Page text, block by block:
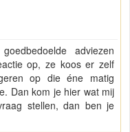
adviezen
op, ze koos er zelf
op die éne matig
Dan kom je hier wat mij
stellen, dan ben je